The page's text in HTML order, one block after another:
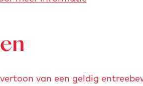
van een geldig